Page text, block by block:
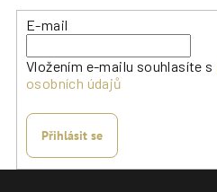
E-mail
Vložením e-mailu souhlasíte s
osobních údajů
Přihlásit se